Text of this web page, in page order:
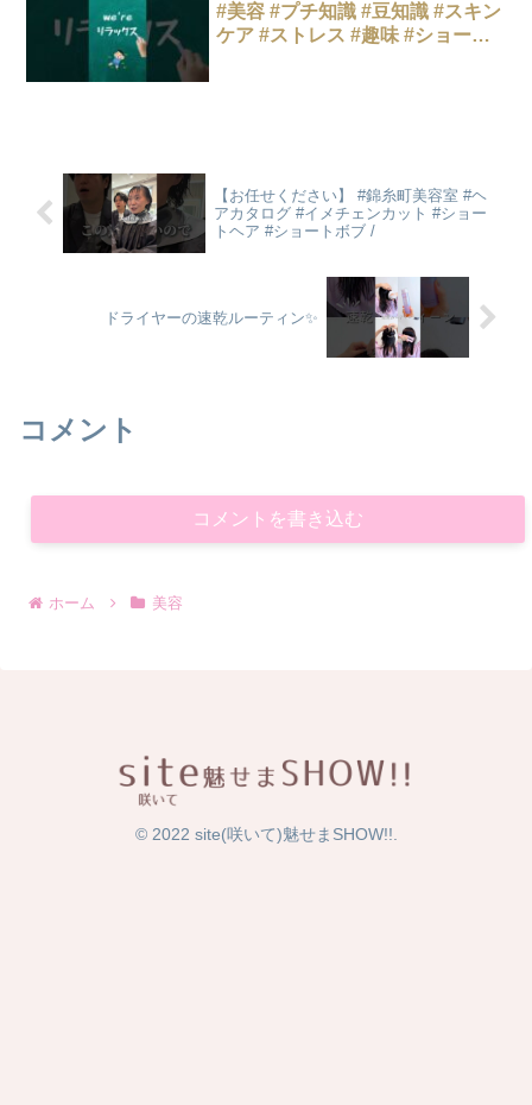
#美容 #プチ知識 #豆知識 #スキン
ケア #ストレス #趣味 #ショート
【お任せください】 #錦糸町美容室 #ヘ
アカタログ #イメチェンカット #ショー
トヘア #ショートボブ /
ドライヤーの速乾ルーティン✨
コメント
コメントを書き込む
ホーム 美容
© 2022 site(咲いて)魅せまSHOW!!.